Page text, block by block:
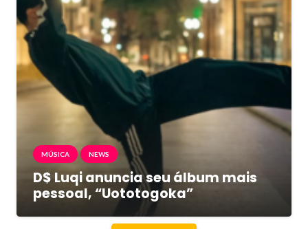
MÚSICA NEWS
D$ Luqi anuncia seu álbum mais
pessoal, “Uototogoka”